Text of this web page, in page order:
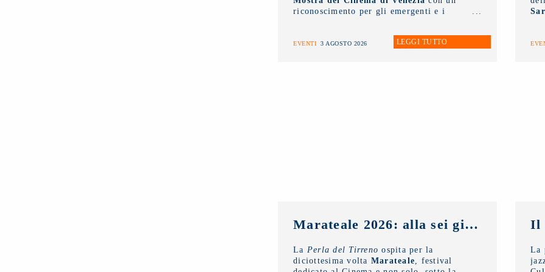
riconoscimento per gli emergenti e i
EVENTI 3 AGOSTO 2026 LEGGI TUTTO
la
Marateale 2026: alla sei giorni dedicati al cinema e non solo, la masterclass del NUOVO IMAIE
La Perla del Tirreno ospita per la
diciottesima volta Marateale , festival
La